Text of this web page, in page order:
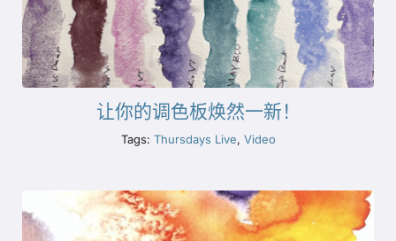
让你的调色板焕然一新！
Tags: Thursdays Live, Video